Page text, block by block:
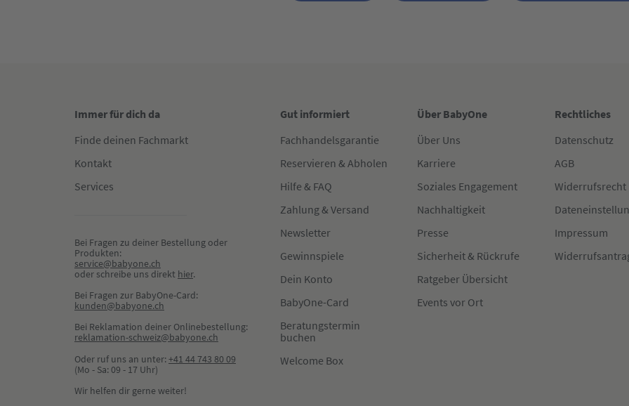
Immer für dich da
Finde deinen Fachmarkt
Kontakt
Services
Bei Fragen zu deiner Bestellung oder
Produkten:
service@babyone.ch
oder schreibe uns direkt hier.
Bei Fragen zur BabyOne-Card:
kunden@babyone.ch
Bei Reklamation deiner Onlinebestellung:
reklamation-schweiz@babyone.ch
Oder ruf uns an unter:+41 44 743 80 09
(Mo - Sa: 09 - 17 Uhr)
Wir helfen dir gerne weiter!
Gut informiert
Fachhandelsgarantie
Reservieren & Abholen
Hilfe & FAQ
Zahlung & Versand
Newsletter
Gewinnspiele
Dein Konto
BabyOne-Card
Beratungstermin
buchen
Welcome Box
Über BabyOne
Über Uns
Karriere
Soziales Engagement
Nachhaltigkeit
Presse
Sicherheit & Rückrufe
Ratgeber Übersicht
Events vor Ort
Rechtliches
Datenschutz
AGB
Widerrufsrecht
Impressum